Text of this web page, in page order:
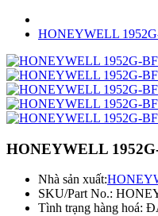
HONEYWELL
HONEYWELL
Nhà sản xuất:
SKU/Part No.:
Tình trạng hàng hoá: